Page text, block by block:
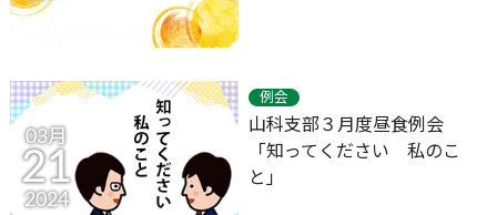
03月
21
2024
例会
山科支部３月度昼食例会
「知ってください 私のこ
と」